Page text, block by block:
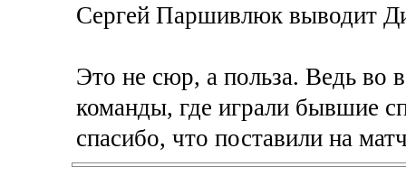
Сергей Паршивлюк выводит
Это не сюр, а польза. Ведь во
команды, где играли бывшие
спасибо, что поставили на